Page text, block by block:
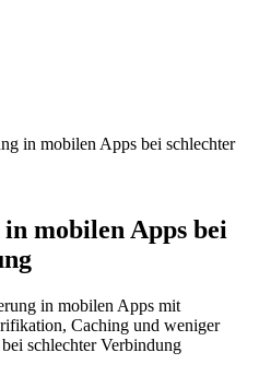
in mobilen Apps bei schlechter
mobilen Apps bei
in mobilen Apps mit
Caching und weniger
schlechter Verbindung